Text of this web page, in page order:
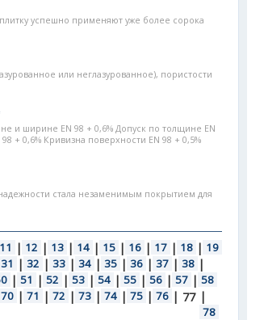
успешно применяют уже более сорока
или неглазурованное), пористости
и ширине ЕN 98 + 0,6% Допуск по толщине ЕN
+ 0,6% Кривизна поверхности ЕN 98 + 0,5%
стала незаменимым покрытием для
11 | 12 | 13 | 14 | 15 | 16 | 17 | 18 | 19
31 | 32 | 33 | 34 | 35 | 36 | 37 | 38 |
| 51 | 52 | 53 | 54 | 55 | 56 | 57 | 58
70 | 71 | 72 | 73 | 74 | 75 | 76 | 77 |
78